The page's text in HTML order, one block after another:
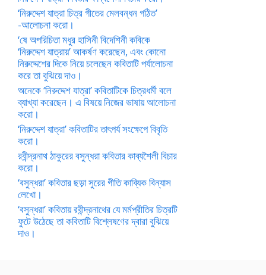
‘নিরুদ্দেশ যাত্রা চিত্র গীতের মেলবন্ধন গঠিত’
-আলোচনা করো।
‘ষে অপরিচিতা মধুর হাসিনী বিদেশিনী কবিকে
‘নিরুদ্দেশ যাত্রায়’ আকর্ষণ করেছেন, এবং কোনো
নিরুদ্দেশের দিকে নিয়ে চলেছেন কবিতাটি পর্যালোচনা
করে তা বুঝিয়ে দাও।
অনেকে ‘নিরুদ্দেশ যাত্রা’ কবিতাটিকে চিত্রধর্মী বলে
ব্যাখ্যা করেছেন। এ বিষয়ে নিজের ভাষায় আলোচনা
করো।
‘নিরুদ্দেশ যাত্রা’ কবিতাটির তাৎপর্য সংক্ষেপে বিবৃতি
করো।
রবীন্দ্রনাথ ঠাকুরের বসুন্ধরা কবিতার কাব্যশৈলী বিচার
করো।
‘বসুন্ধরা’ কবিতার ছড়া সুরের গীতি কাব্যিক বিন্যাস
লেখো।
‘বসুন্ধরা’ কবিতায় রবীন্দ্রনাথের যে মর্মপ্রীতির চিত্রটি
ফুটে উঠেছে তা কবিতাটি বিশ্লেষণের দ্বারা বুঝিয়ে
দাও।